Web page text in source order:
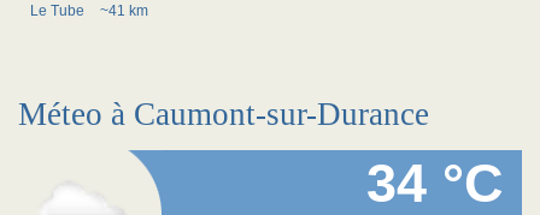
Le Tube
~41 km
Méteo à Caumont-sur-Durance
34 °C